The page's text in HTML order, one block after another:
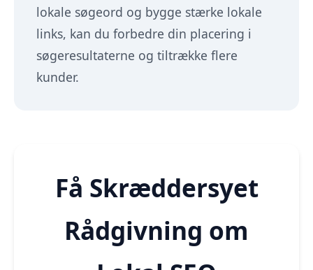
lokale søgeord og bygge stærke lokale
links, kan du forbedre din placering i
søgeresultaterne og tiltrække flere
kunder.
Få Skræddersyet
Rådgivning om